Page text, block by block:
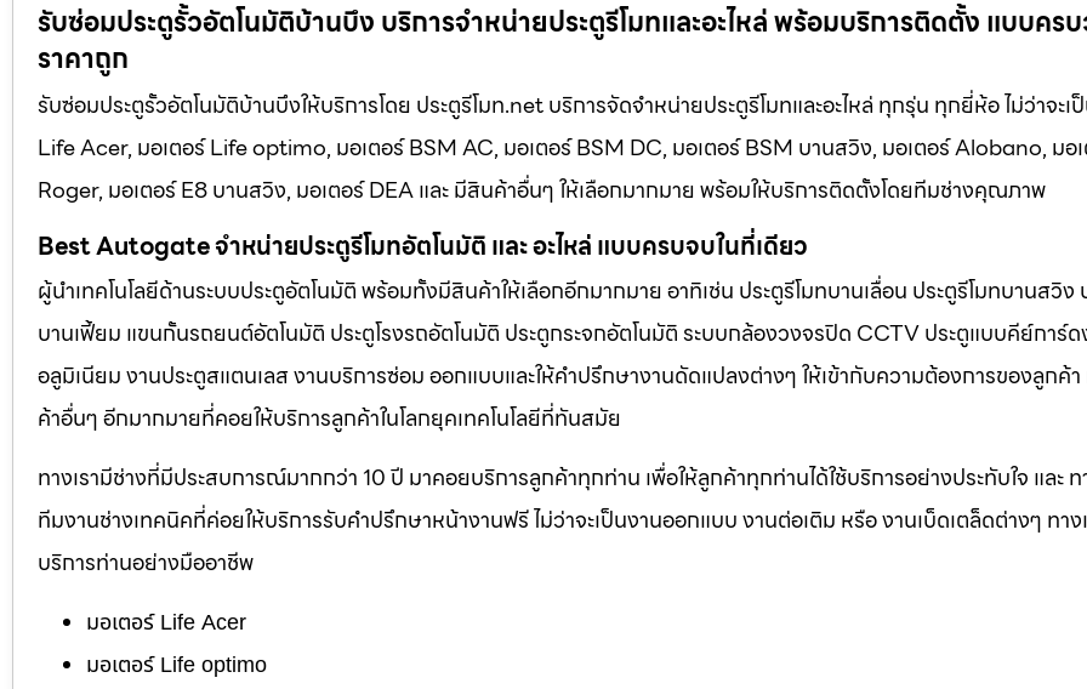
รับซ่อมประตูรั้วอัตโนมัติบ้านบึง บริการจำหน่ายประตูรีโมทและอะไหล่ พร้อมบริการติดตั้ง แบบคร
ราคาถูก
รับซ่อมประตูรั้วอัตโนมัติบ้านบึงให้บริการโดย ประตูรีโมท.net บริการจัดจำหน่ายประตูรีโมทและอะไหล่ ทุกรุ่น ทุกยี่ห้อ ไม่ว่าจะเ
Life Acer, มอเตอร์ Life optimo, มอเตอร์ BSM AC, มอเตอร์ BSM DC, มอเตอร์ BSM บานสวิง, มอเตอร์ Alobano, มอ
Roger, มอเตอร์ E8 บานสวิง, มอเตอร์ DEA และ มีสินค้าอื่นๆ ให้เลือกมากมาย พร้อมให้บริการติดตั้งโดยทีมช่างคุณภาพ
Best Autogate จำหน่ายประตูรีโมทอัตโนมัติ และ อะไหล่ แบบครบจบในที่เดียว
ผู้นำเทคโนโลยีด้านระบบประตูอัตโนมัติ พร้อมทั้งมีสินค้าให้เลือกอีกมากมาย อาทิเช่น ประตูรีโมทบานเลื่อน ประตูรีโมทบานสวิง
บานเฟี้ยม แขนกั้นรถยนต์อัตโนมัติ ประตูโรงรถอัตโนมัติ ประตูกระจกอัตโนมัติ ระบบกล้องวงจรปิด CCTV ประตูแบบคีย์การ์ด
อลูมิเนียม งานประตูสแตนเลส งานบริการซ่อม ออกแบบและให้คำปรึกษางานดัดแปลงต่างๆ ให้เข้ากับความต้องการของลูกค้า
ค้าอื่นๆ อีกมากมายที่คอยให้บริการลูกค้าในโลกยุคเทคโนโลยีที่ทันสมัย
ทางเรามีช่างที่มีประสบการณ์มากกว่า 10 ปี มาคอยบริการลูกค้าทุกท่าน เพื่อให้ลูกค้าทุกท่านได้ใช้บริการอย่างประทับใจ และ ท
ทีมงานช่างเทคนิคที่ค่อยให้บริการรับคำปรึกษาหน้างานฟรี ไม่ว่าจะเป็นงานออกแบบ งานต่อเติม หรือ งานเบ็ดเตล็ดต่างๆ ทาง
บริการท่านอย่างมืออาชีพ
มอเตอร์ Life Acer
มอเตอร์ Life optimo